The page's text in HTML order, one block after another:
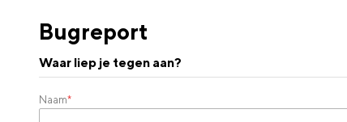
Bugreport
Waar liep je tegen aan?
Naam*